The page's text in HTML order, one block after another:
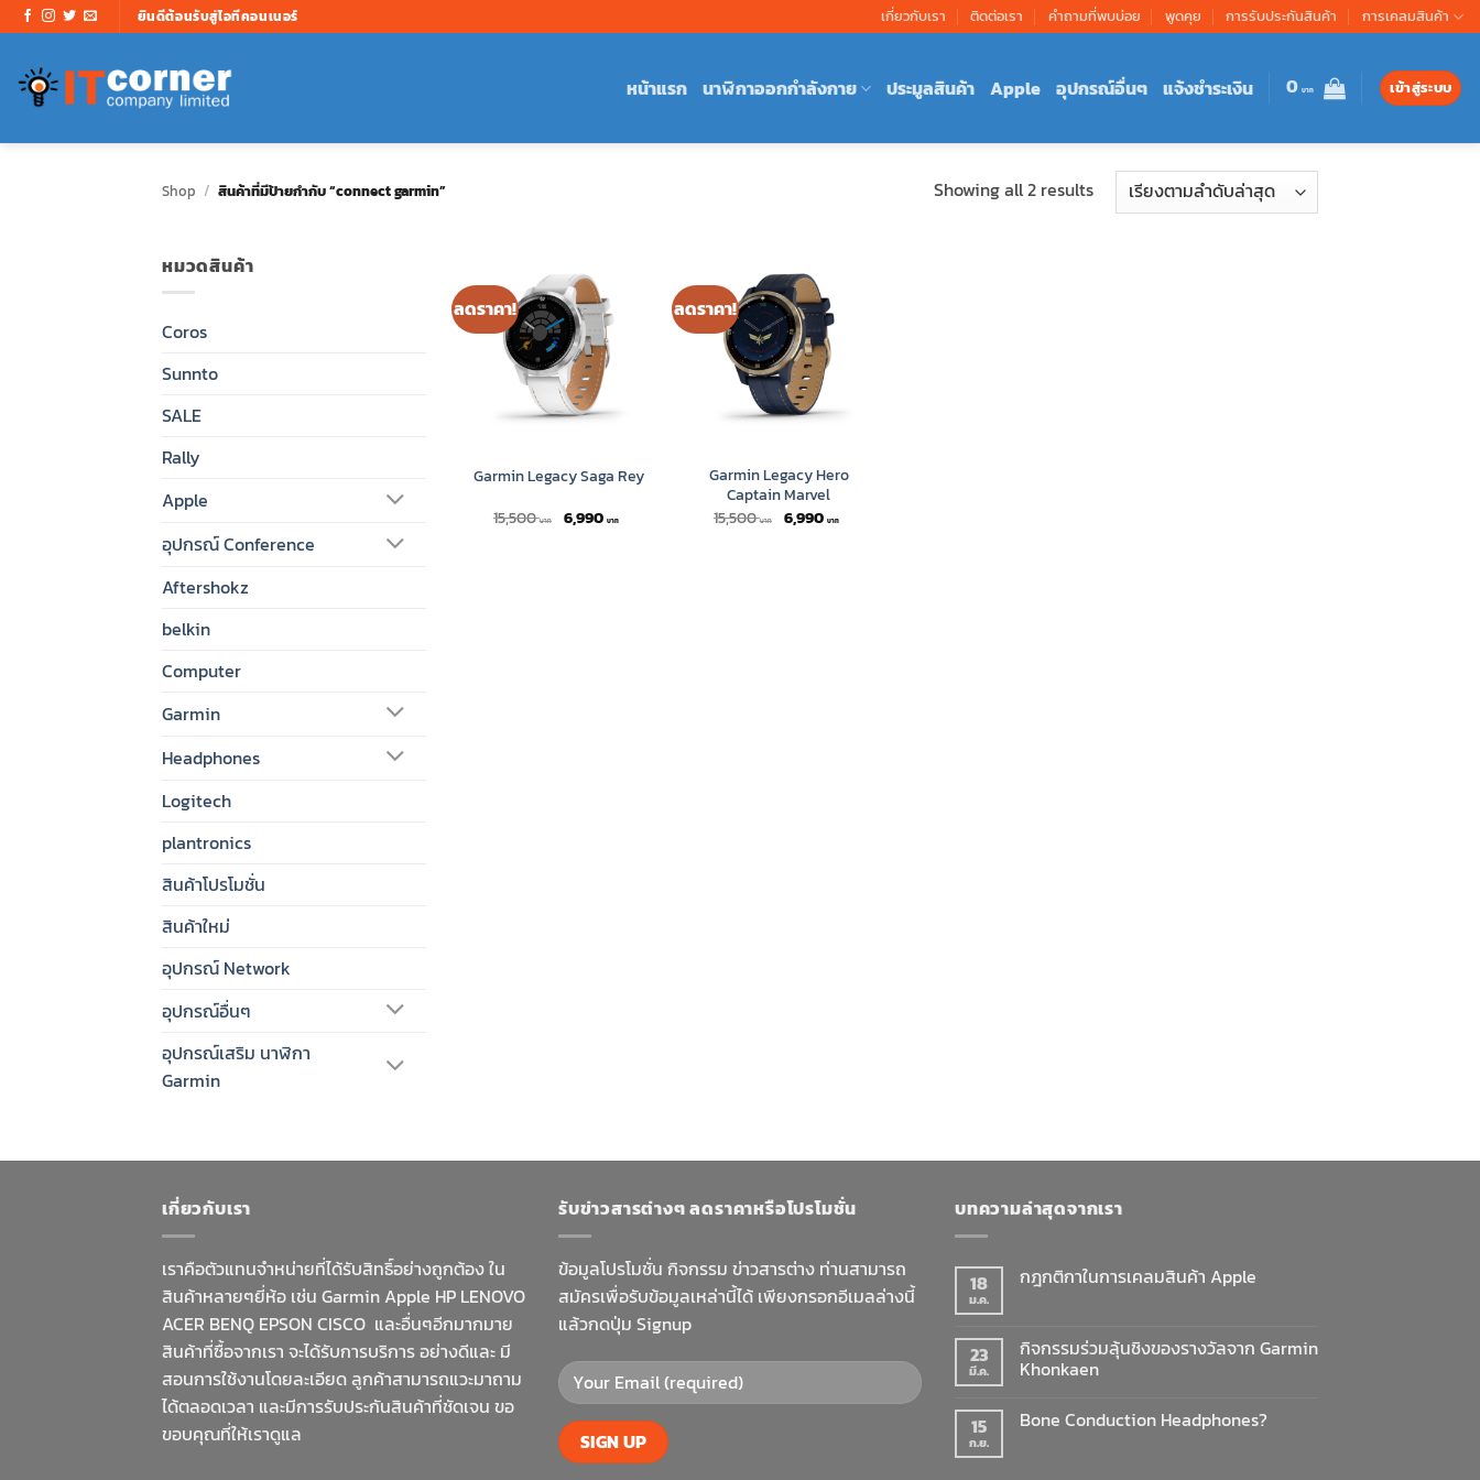
ข้าม
ไป
เนื้อหา
ยินดีต้อนรับสู่ไอทีคอนเนอร์ เกี่ยวกับเรา ติดต่อเรา คำถามที่พบบ่อย พูดคุย การรับประกันสินค้า การเคลมสินค้า
หน้าแรก นาฬิกาออกกำลังกาย ประมูลสินค้า Apple อุปกรณ์อื่นๆ แจ้งชำระเงิน 0 เข้าสู่ระบบ
Shop / สินค้าที่มีป้ายกำกับ “connect garmin” Showing all 2 resultsSorted
หมวดสินค้า
Coros
Sunnto
SALE
Rally
Apple
อุปกรณ์ Conference
Aftershokz
belkin
Computer
Garmin
Headphones
Logitech
plantronics
สินค้าโปรโมชั่น
สินค้าใหม่
อุปกรณ์ Network
อุปกรณ์อื่นๆ
อุปกรณ์เสริม นาฬิกา
Garmin
ลดราคา!
Garmin Legacy Saga Rey
15,500
Original
price
6,990
ลดราคา!
Garmin Legacy Hero
Captain Marvel
15,500
Original
price
6,990
เกี่ยวกับเรา
เราคือตัวแทนจำหน่ายที่ได้รับสิทธิ์อย่างถูกต้อง ใน
สินค้าหลายๆยี่ห้อ เช่น Garmin Apple HP LENOVO
ACER BENQ EPSON CISCO และอื่นๆอีกมากมาย
สินค้าที่ซื้อจากเรา จะได้รับการบริการ อย่างดีและ มี
สอนการใช้งานโดยละเอียด ลูกค้าสามารถแวะมาถาม
ได้ตลอดเวลา และมีการรับประกันสินค้าที่ชัดเจน ขอ
ขอบคุณที่ให้เราดูแล
รับข่าวสารต่างๆ ลดราคาหรือโปรโมชั่น
ข้อมูลโปรโมชั่น กิจกรรม ข่าวสารต่าง ท่านสามารถ
สมัครเพื่อรับข้อมูลเหล่านี้ได้ เพียงกรอกอีเมลล่างนี้
แล้วกดปุ่ม Signup
บทความล่าสุดจากเรา
18
ม.ค.
กฎกติกาในการเคลมสินค้า Apple
บน
กฎ
กติกา
เคลม
สินค้า
23
มี.ค.
กิจกรรมร่วมลุ้นชิงของรางวัลจาก Garmin
Khonkaen
เห็น
15
ก.ย.
Bone Conduction Headphones?